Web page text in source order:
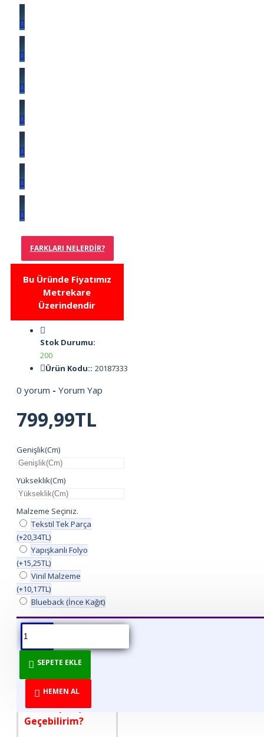
FARKLARI NELERDIR?
Bu Üründe Fiyatımız
Metrekare
Üzerindendir
Stok Durumu:
200
Ürün Kodu:: 20187333
0 yorum - Yorum Yap
799,99TL
Genişlik(Cm)
Yükseklik(Cm)
Malzeme Seçiniz.
Tekstil Tek Parça
(+20,34TL)
Yapışkanlı Folyo
(+15,25TL)
Vinil Malzeme
(+10,17TL)
Blueback (İnce Kağıt)
SEPETE EKLE
HEMEN AL
ÜRÜN BILGISI ÜRÜN YORUMLARI
DİREKT ÜRETİCİDEN
TÜKETİCİYE!
Nasıl Sipariş
Geçebilirim?